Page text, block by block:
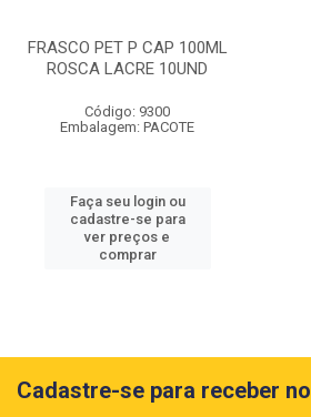
FRASCO PET P CAP 100ML
ROSCA LACRE 10UND
Código: 9300
Embalagem: PACOTE
Faça seu login ou
cadastre-se para
ver preços e
comprar
Cadastre-se para receber